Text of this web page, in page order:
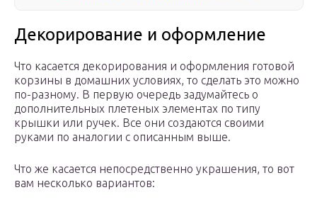
Декорирование и оформление
Что касается декорирования и оформления готовой
корзины в домашних условиях, то сделать это можно
по-разному. В первую очередь задумайтесь о
дополнительных плетеных элементах по типу
крышки или ручек. Все они создаются своими
руками по аналогии с описанным выше.
Что же касается непосредственно украшения, то вот
вам несколько вариантов: